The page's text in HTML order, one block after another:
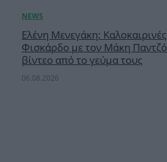
Ελένη Μενεγάκη:
Φισκάρδο με τον Μάκη
βίντεο από το γεύμα τους
06.08.2026